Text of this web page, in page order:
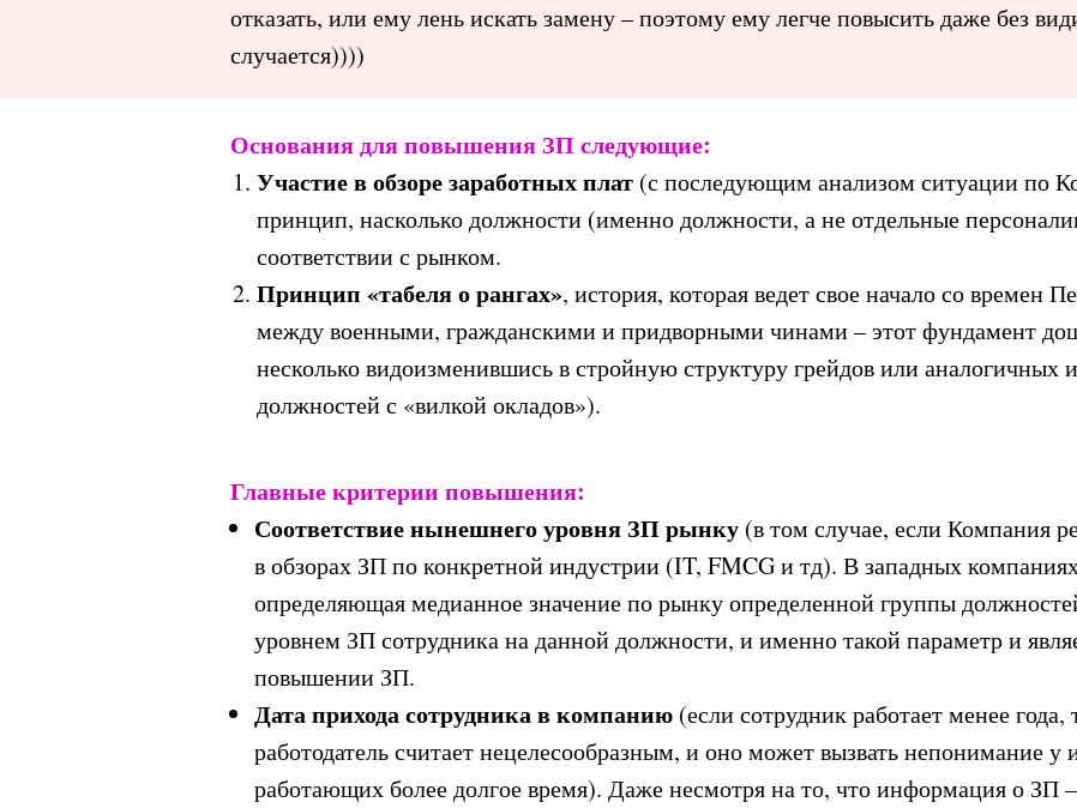
отказать, или ему лень искать замену – поэтому ему легче повысить даже без
случается))))
Основания для повышения ЗП следующие:
Участие в обзоре заработных плат (с последующим анализом ситуации по
принцип, насколько должности (именно должности, а не отдельные
соответствии с рынком.
Принцип «табеля о рангах», история, которая ведет свое начало со времен
между военными, гражданскими и придворными чинами – этот фундамент
несколько видоизменившись в стройную структуру грейдов или аналогичных
должностей с «вилкой окладов»).
Главные критерии повышения:
Соответствие нынешнего уровня ЗП рынку (в том случае, если Компания
в обзорах ЗП по конкретной индустрии (IT, FMCG и тд). В западных
определяющая медианное значение по рынку определенной группы
уровнем ЗП сотрудника на данной должности, и именно такой параметр и
повышении ЗП.
Дата прихода сотрудника в компанию (если сотрудник работает менее
работодатель считает нецелесообразным, и оно может вызвать непонимание у
работающих более долгое время). Даже несмотря на то, что информация о ЗП